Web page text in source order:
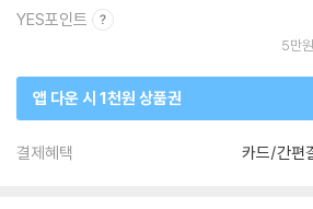
YES포인트
5만
앱 다운 시 1천원 상품권
결제혜택 카드/간편